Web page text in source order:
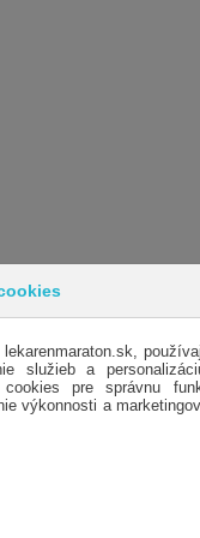
služieb a
cookies pre správnu
výkonnosti a
INFORMÁCIE
OBCHODNÉ